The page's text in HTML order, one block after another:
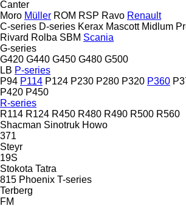
Canter
Moro Müller ROM RSP Ravo Renault
C-series D-series Kerax Mascott Midlum
Rivard Rolba SBM Scania
G-series
G420 G440 G450 G480 G500
LB P-series
P94 P114 P124 P230 P280 P320 P360
P420 P450
R-series
R114 R124 R450 R480 R490 R500 R560
Shacman Sinotruk Howo
371
Steyr
19S
Stokota Tatra
815 Phoenix T-series
Terberg
FM